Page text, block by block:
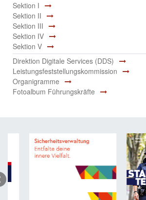
Sektion I
Sektion II
Sektion III
Sektion IV
Sektion V
Direktion Digitale Services (DDS)
Leistungsfeststellungskommission
Organigramme
Fotoalbum Führungskräfte